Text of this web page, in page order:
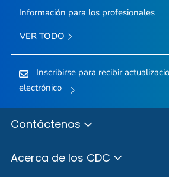
Información para los profesionales
VER TODO
Inscribirse para recibir
electrónico
Contáctenos
Acerca de los CDC